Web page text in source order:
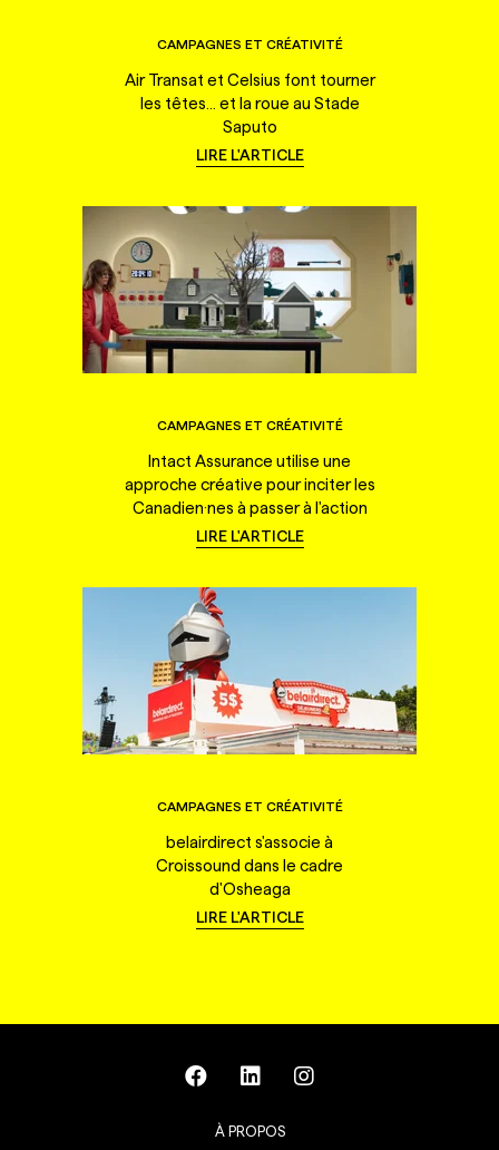
CAMPAGNES ET CRÉATIVITÉ
Air Transat et Celsius font tourner
les têtes... et la roue au Stade
Saputo
LIRE L'ARTICLE
CAMPAGNES ET CRÉATIVITÉ
Intact Assurance utilise une
approche créative pour inciter les
Canadien·nes à passer à l'action
LIRE L'ARTICLE
CAMPAGNES ET CRÉATIVITÉ
belairdirect s'associe à
Croissound dans le cadre
d'Osheaga
LIRE L'ARTICLE
À PROPOS